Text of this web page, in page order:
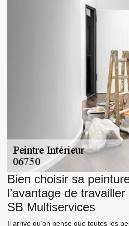
Bien choisir sa
l’avantage de
SB Multiservices
Il arrive qu’on pense que toutes les